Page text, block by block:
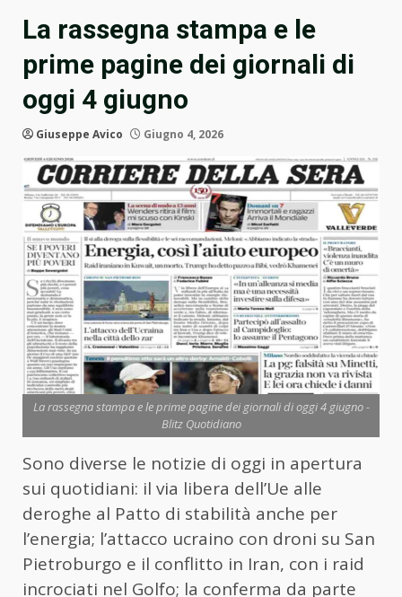
La rassegna stampa e le
prime pagine dei giornali di
oggi 4 giugno
Giuseppe Avico Giugno 4, 2026
La rassegna stampa e le prime pagine dei giornali di oggi 4 giugno -
Blitz Quotidiano
Sono diverse le notizie di oggi in apertura
sui quotidiani: il via libera dell’Ue alle
deroghe al Patto di stabilità anche per
l’energia; l’attacco ucraino con droni su San
Pietroburgo e il conflitto in Iran, con i raid
incrociati nel Golfo; la conferma da parte